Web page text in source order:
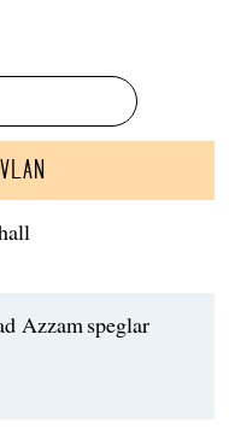
Azzam speglar